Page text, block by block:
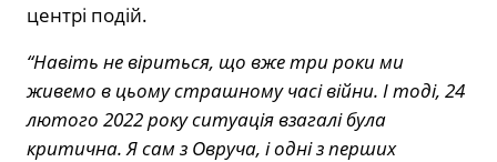
центрі подій.
“Навіть не віриться, що вже три роки ми
живемо в цьому страшному часі війни. І тоді, 24
лютого 2022 року ситуація взагалі була
критична. Я сам з Овруча, і одні з перших